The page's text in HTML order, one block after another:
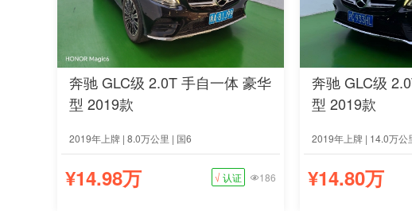
奔驰 GLC级 2.0T 手自一体 豪华
型 2019款
2019年上牌 | 8.0万公里 | 国6
¥14.98万 √ 认证 186
奔驰 GLC级
型 2019款
2019年上牌 | 14.0万公
¥14.80万